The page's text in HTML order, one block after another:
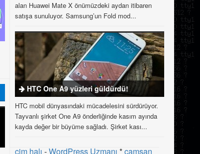
alan Huawei Mate X önümüzdeki aydan itibaren
satışa sunuluyor. Samsung’un Fold mod...
HTC One A9 yüzleri güldürdü!
HTC mobil dünyasındaki mücadelesini sürdürüyor.
Tayvanlı şirket One A9 önderliğinde kasım ayında
kayda değer bir büyüme sağladı. Şirket kası...
çim halı -WordPress Uzmanı *çamsan